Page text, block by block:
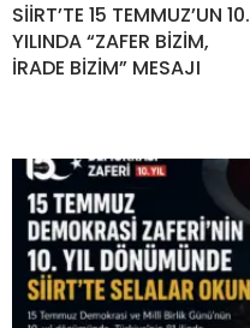
SİİRT’TE 15 TEMMUZ’UN 10.
YILINDA “ZAFER BİZİM,
İRADE BİZİM” MESAJI